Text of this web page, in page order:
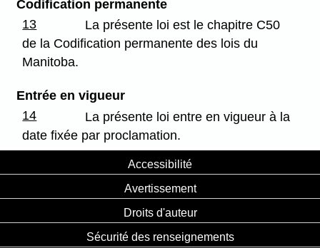
Codification permanente
13
La présente loi est le chapitre C50
de la Codification permanente des lois du
Manitoba.
Entrée en vigueur
14
La présente loi entre en vigueur à la
date fixée par proclamation.
Accessibilité
Avertissement
Droits d'auteur
Sécurité des renseignements